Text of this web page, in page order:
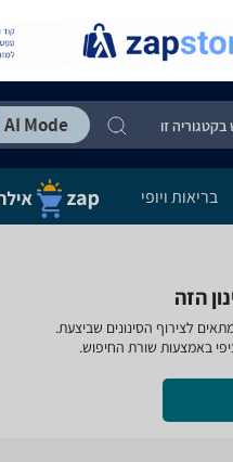
בקטגוריה זו
בריאות ויופי
הזה
לצירוף הסינונים שביצעת.
באמצעות שורת החיפוש.